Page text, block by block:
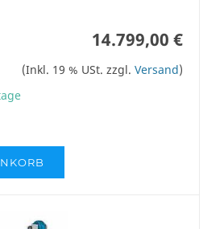
14.799,00 €
(Inkl. 19 % USt. zzgl. Versand)